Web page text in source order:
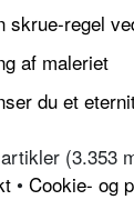
skrue-regel
af maleriet
du et
(3.353
• Cookie- og